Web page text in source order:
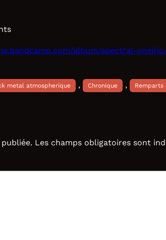
album/spectral-
metal atmospherique , Chronique , Remparts
Les champs obligatoires sont